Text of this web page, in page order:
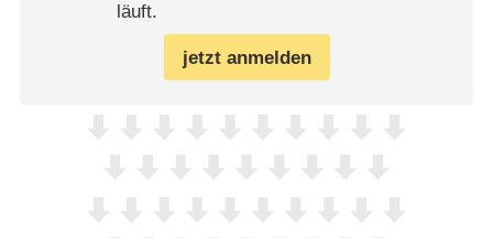
läuft.
jetzt anmelden